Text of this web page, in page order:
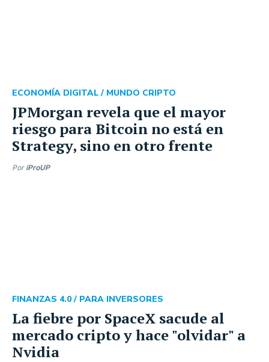
JPMorgan revela que el mayor
riesgo para Bitcoin no está en
Strategy, sino en otro frente
ECONOMÍA DIGITAL / MUNDO CRIPTO
Por iProUP
La fiebre por SpaceX sacude al
mercado cripto y hace "olvidar" a
Nvidia
FINANZAS 4.0 / PARA INVERSORES